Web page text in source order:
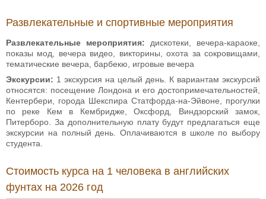
Развлекательные и спортивные мероприятия
Развлекательные мероприятия: дискотеки, вечера-караоке,
показы мод, вечера видео, викторины, охота за сокровищами,
тематические вечера, барбекю, игровые вечера
Экскурсии: 1 экскурсия на целый день. К вариантам экскурсий
относятся: посещение Лондона и его достопримечательностей,
Кентербери, города Шекспира Статфорда-на-Эйвоне, прогулки
по реке Кем в Кембридже, Оксфорд, Виндзорский замок,
Питерборо. За дополнительную плату будут предлагаться еще
экскурсии на полный день. Оплачиваются в школе по выбору
студента.
Стоимость курса на 1 человека в английских
фунтах на 2026 год